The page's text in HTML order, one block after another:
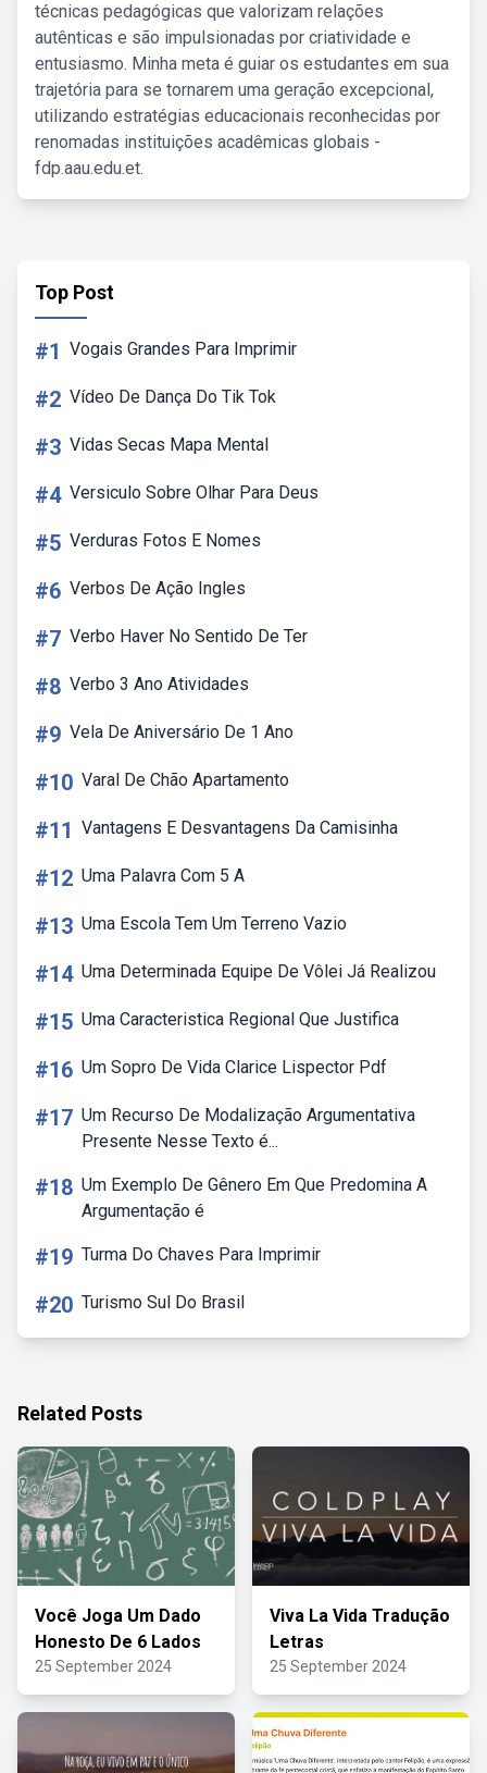
técnicas pedagógicas que valorizam relações
autênticas e são impulsionadas por criatividade e
entusiasmo. Minha meta é guiar os estudantes em sua
trajetória para se tornarem uma geração excepcional,
utilizando estratégias educacionais reconhecidas por
renomadas instituições acadêmicas globais -
fdp.aau.edu.et.
Top Post
#1 Vogais Grandes Para Imprimir
#2 Vídeo De Dança Do Tik Tok
#3 Vidas Secas Mapa Mental
#4 Versiculo Sobre Olhar Para Deus
#5 Verduras Fotos E Nomes
#6 Verbos De Ação Ingles
#7 Verbo Haver No Sentido De Ter
#8 Verbo 3 Ano Atividades
#9 Vela De Aniversário De 1 Ano
#10 Varal De Chão Apartamento
#11 Vantagens E Desvantagens Da Camisinha
#12 Uma Palavra Com 5 A
#13 Uma Escola Tem Um Terreno Vazio
#14 Uma Determinada Equipe De Vôlei Já Realizou
#15 Uma Caracteristica Regional Que Justifica
#16 Um Sopro De Vida Clarice Lispector Pdf
#17 Um Recurso De Modalização Argumentativa
Presente Nesse Texto é...
#18 Um Exemplo De Gênero Em Que Predomina A
Argumentação é
#19 Turma Do Chaves Para Imprimir
#20 Turismo Sul Do Brasil
Related Posts
Você Joga Um Dado
Honesto De 6 Lados
25 September 2024
Viva La Vida Tradução
Letras
25 September 2024